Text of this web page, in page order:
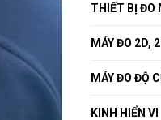
THIẾT BỊ ĐO
MÁY ĐO 2D,
MÁY ĐO ĐỘ
KINH HIỂN VI